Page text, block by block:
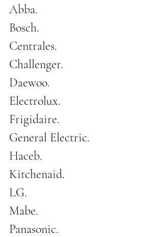
Abba.
Bosch.
Centrales.
Challenger.
Daewoo.
Electrolux.
Frigidaire.
General Electric.
Haceb.
Kitchenaid.
LG.
Mabe.
Panasonic.